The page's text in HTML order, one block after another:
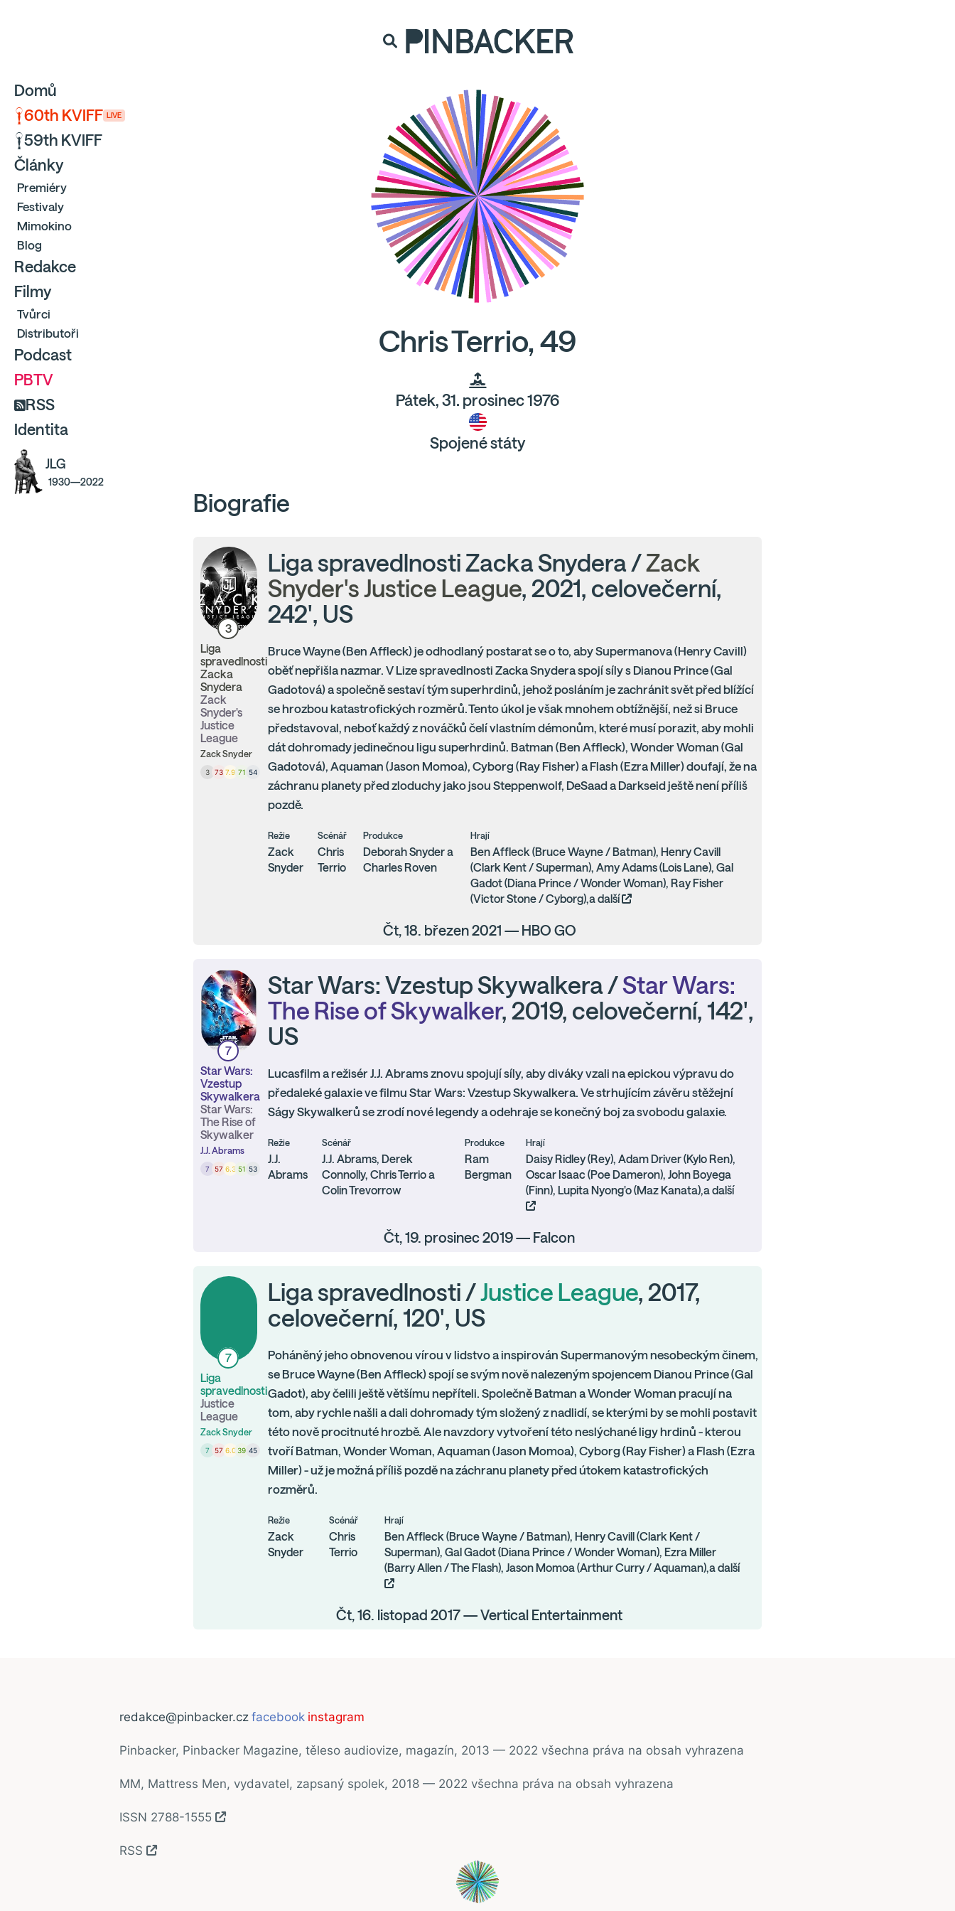
PINBACKER
Domů
60th KVIFF LIVE
59th KVIFF
Články
Premiéry
Festivaly
Mimokino
Blog
Redakce
Filmy
Tvůrci
Distributoři
Podcast
PBTV
RSS
Identita
JLG
1930—2022
Chris Terrio, 49
Pátek, 31. prosinec 1976
Spojené státy
Biografie
3
Liga
spravedlnosti
Zacka
Snydera
Zack
Snyder's
Justice
League
Zack Snyder
3 73 7.9 71 54
Liga spravedlnosti Zacka Snydera /Zack
Snyder's Justice League, 2021, celovečerní,
242', US
Bruce Wayne (Ben Affleck) je odhodlaný postarat se o to, aby Supermanova (Henry Cavill)
oběť nepřišla nazmar. V Lize spravedlnosti Zacka Snydera spojí síly s Dianou Prince (Gal
Gadotová) a společně sestaví tým superhrdinů, jehož posláním je zachránit svět před blížící
se hrozbou katastrofických rozměrů. Tento úkol je však mnohem obtížnější, než si Bruce
představoval, neboť každý z nováčků čelí vlastním démonům, které musí porazit, aby mohli
dát dohromady jedinečnou ligu superhrdinů. Batman (Ben Affleck), Wonder Woman (Gal
Gadotová), Aquaman (Jason Momoa), Cyborg (Ray Fisher) a Flash (Ezra Miller) doufají, že na
záchranu planety před zloduchy jako jsou Steppenwolf, DeSaad a Darkseid ještě není příliš
pozdě.
Režie
Zack
Snyder
Scénář
Chris
Terrio
Produkce
Deborah Snyder a
Charles Roven
Hrají
Ben Affleck (Bruce Wayne / Batman), Henry Cavill
(Clark Kent / Superman), Amy Adams (Lois Lane), Gal
Gadot (Diana Prince / Wonder Woman), Ray Fisher
(Victor Stone / Cyborg),a další
Čt, 18. březen 2021 — HBO GO
7
Star Wars:
Vzestup
Skywalkera
Star Wars:
The Rise of
Skywalker
J.J. Abrams
7 57 6.3 51 53
Star Wars: Vzestup Skywalkera /Star Wars:
The Rise of Skywalker, 2019, celovečerní, 142',
US
Lucasfilm a režisér J.J. Abrams znovu spojují síly, aby diváky vzali na epickou výpravu do
předaleké galaxie ve filmu Star Wars: Vzestup Skywalkera. Ve strhujícím závěru stěžejní
Ságy Skywalkerů se zrodí nové legendy a odehraje se konečný boj za svobodu galaxie.
Režie
J.J.
Abrams
Scénář
J.J. Abrams, Derek
Connolly, Chris Terrio a
Colin Trevorrow
Produkce
Ram
Bergman
Hrají
Daisy Ridley (Rey), Adam Driver (Kylo Ren),
Oscar Isaac (Poe Dameron), John Boyega
(Finn), Lupita Nyong'o (Maz Kanata),a další
Čt, 19. prosinec 2019 — Falcon
7
Liga
spravedlnosti
Justice
League
Zack Snyder
7 57 6.0 39 45
Liga spravedlnosti /Justice League, 2017,
celovečerní, 120', US
Poháněný jeho obnovenou vírou v lidstvo a inspirován Supermanovým nesobeckým činem,
se Bruce Wayne (Ben Affleck) spojí se svým nově nalezeným spojencem Dianou Prince (Gal
Gadot), aby čelili ještě většímu nepříteli. Společně Batman a Wonder Woman pracují na
tom, aby rychle našli a dali dohromady tým složený z nadlidí, se kterými by se mohli postavit
této nově procitnuté hrozbě. Ale navzdory vytvoření této neslýchané ligy hrdinů - kterou
tvoří Batman, Wonder Woman, Aquaman (Jason Momoa), Cyborg (Ray Fisher) a Flash (Ezra
Miller) - už je možná příliš pozdě na záchranu planety před útokem katastrofických
rozměrů.
Režie
Zack
Snyder
Scénář
Chris
Terrio
Hrají
Ben Affleck (Bruce Wayne / Batman), Henry Cavill (Clark Kent /
Superman), Gal Gadot (Diana Prince / Wonder Woman), Ezra Miller
(Barry Allen / The Flash), Jason Momoa (Arthur Curry / Aquaman),a další
Čt, 16. listopad 2017 — Vertical Entertainment
redakce@pinbacker.cz facebook instagram
Pinbacker, Pinbacker Magazine, těleso audiovize, magazín, 2013 — 2022 všechna práva na obsah vyhrazena
MM, Mattress Men, vydavatel, zapsaný spolek, 2018 — 2022 všechna práva na obsah vyhrazena
ISSN 2788-1555
RSS